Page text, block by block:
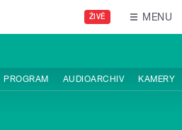
ŽIVĚ MENU
PROGRAM AUDIOARCHIV KAMERY